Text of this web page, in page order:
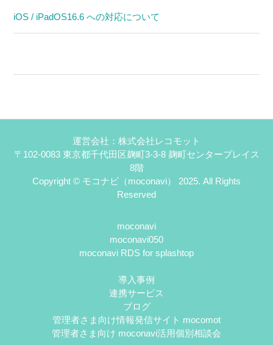
iOS / iPadOS16.6 への対応について
運営会社：株式会社レコモット
〒102-0083 東京都千代田区麹町3-3-8 麹町センタープレイス
8階
Copyright © モコナビ（moconavi） 2025. All Rights
Reserved
moconavi
moconavi050
moconavi RDS for splashtop
導入事例
連携サービス
ブログ
管理者さま向け情報発信サイト mocomot
管理者さま向け moconavi活用個別相談会